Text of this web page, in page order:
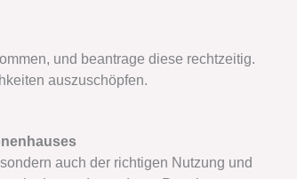
und beantrage diese rechtzeitig.
auszuschöpfen.
auch der richtigen Nutzung und